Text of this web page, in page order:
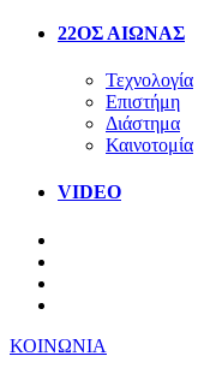
22ΟΣ ΑΙΩΝΑΣ
Τεχνολογία
Επιστήμη
Διάστημα
Καινοτομία
VIDEO
ΚΟΙΝΩΝΙΑ